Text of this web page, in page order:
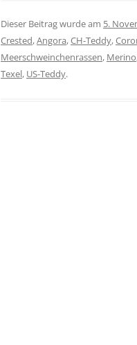
Dieser Beitrag wurde am 5.
Crested,Angora,CH-Teddy,
Meerschweinchenrassen, Merino
Texel, US-Teddy.